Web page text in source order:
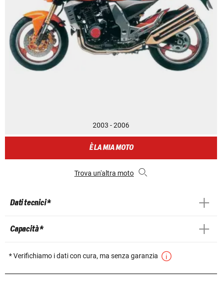
2003 - 2006
È LA MIA MOTO
Trova un'altra moto
Dati tecnici *
Capacità *
* Verifichiamo i dati con cura, ma senza garanzia